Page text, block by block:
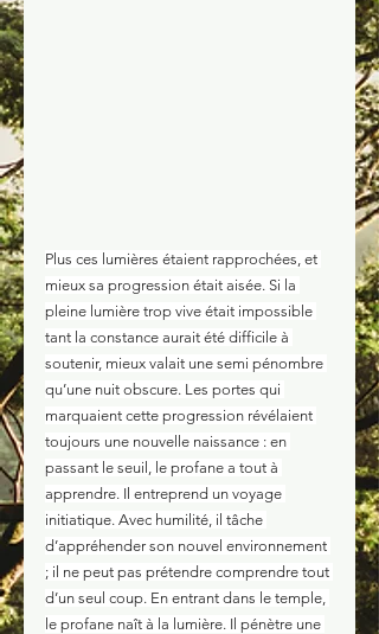
Plus ces lumières étaient rapprochées, et
mieux sa progression était aisée. Si la
pleine lumière trop vive était impossible
tant la constance aurait été difficile à
soutenir, mieux valait une semi pénombre
qu’une nuit obscure. Les portes qui
marquaient cette progression révélaient
toujours une nouvelle naissance : en
passant le seuil, le profane a tout à
apprendre. Il entreprend un voyage
initiatique. Avec humilité, il tâche
d’appréhender son nouvel environnement
; il ne peut pas prétendre comprendre tout
d’un seul coup. En entrant dans le temple,
le profane naît à la lumière. Il pénètre une